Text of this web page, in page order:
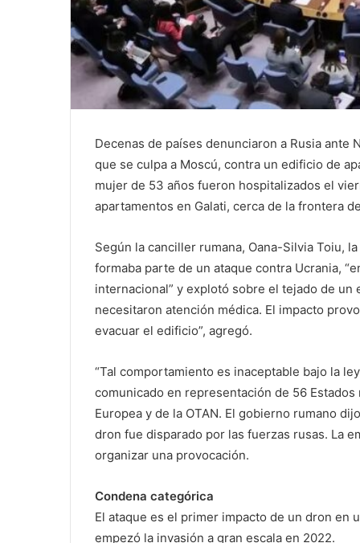
Decenas de países denunciaron a Rusia ante
que se culpa a Moscú, contra un edificio de
mujer de 53 años fueron hospitalizados el
apartamentos en Galati, cerca de la frontera
Según la canciller rumana, Oana-Silvia Toiu,
formaba parte de un ataque contra Ucrania,
internacional” y explotó sobre el tejado de
necesitaron atención médica. El impacto
evacuar el edificio”, agregó.
“Tal comportamiento es inaceptable bajo la
comunicado en representación de 56
Europea y de la OTAN. El gobierno rumano
dron fue disparado por las fuerzas rusas. La
organizar una provocación.
Condena categórica
El ataque es el primer impacto de un dron en
empezó la invasión a gran escala en 2022.